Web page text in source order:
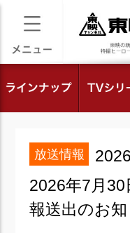
放送情報
2026年7月
報送出のお